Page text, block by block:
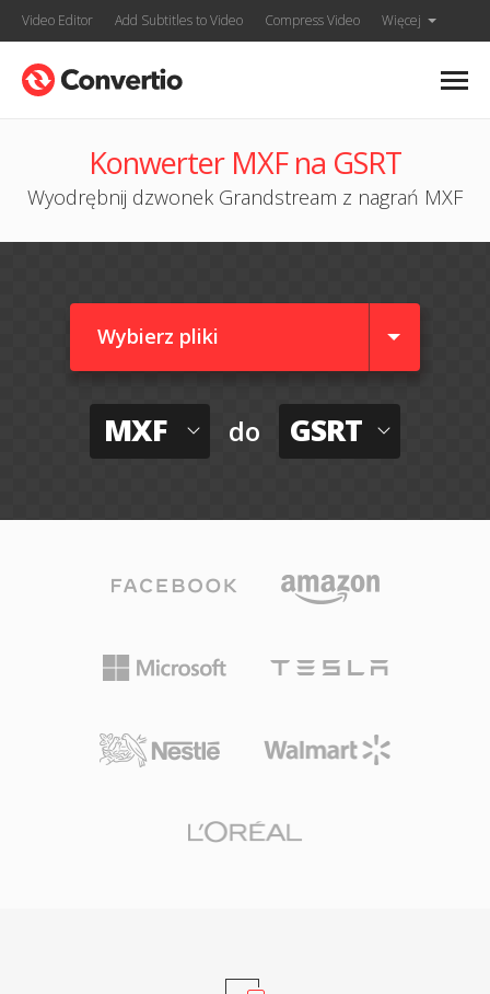
Video Editor Add Subtitles to Video Compress Video Więcej
Konwerter MXF na GSRT
Wyodrębnij dzwonek Grandstream z nagrań MXF
Wybierz pliki
MXF do GSRT